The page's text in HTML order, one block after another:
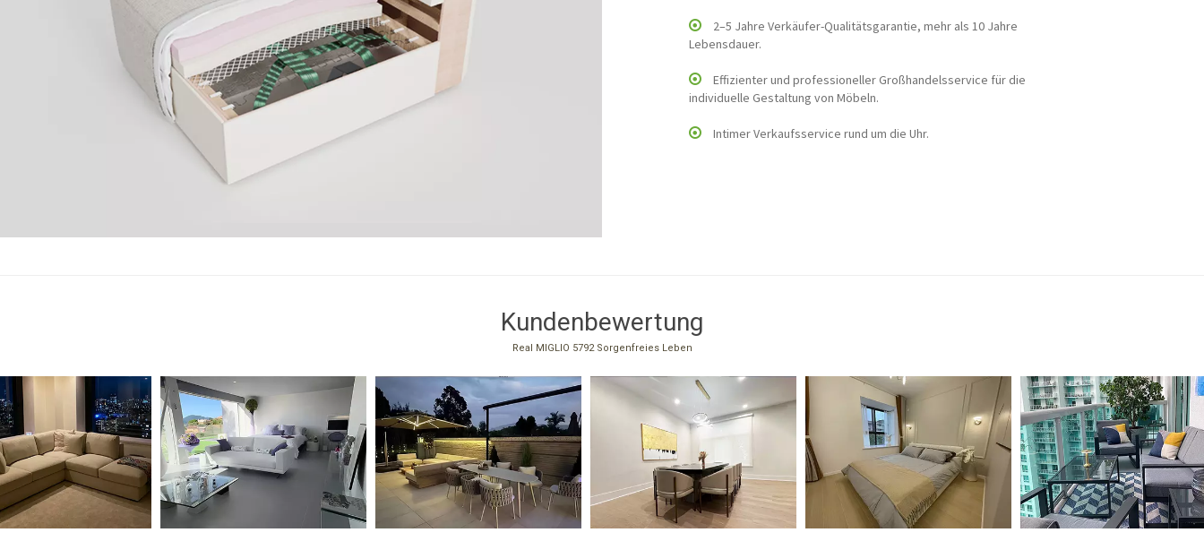
2–5 Jahre Verkäufer-Qualitätsgarantie, mehr als 10 Jahre
Lebensdauer.
Effizienter und professioneller Großhandelsservice für die
individuelle Gestaltung von Möbeln.
Intimer Verkaufsservice rund um die Uhr.
Kundenbewertung
Real MIGLIO 5792 Sorgenfreies Leben